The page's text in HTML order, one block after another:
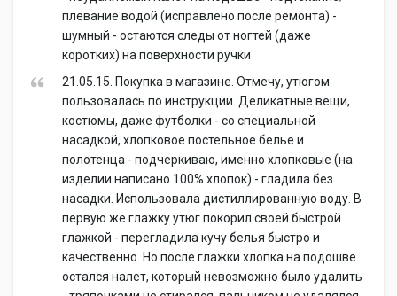
плевание водой (исправлено после ремонта) -
шумный - остаются следы от ногтей (даже
коротких) на поверхности ручки
21.05.15. Покупка в магазине. Отмечу, утюгом
пользовалась по инструкции. Деликатные вещи,
костюмы, даже футболки - со специальной
насадкой, хлопковое постельное белье и
полотенца - подчеркиваю, именно хлопковые (на
изделии написано 100% хлопок) - гладила без
насадки. Использовала дистиллированную воду. В
первую же глажку утюг покорил своей быстрой
глажкой - перегладила кучу белья быстро и
качественно. Но после глажки хлопка на подошве
остался налет, который невозможно было удалить